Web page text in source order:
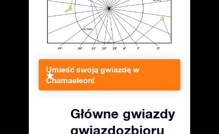
Umieść swoją gwiazdę w
Chamaeleon!
Główne gwiazdy
gwiazdozbioru